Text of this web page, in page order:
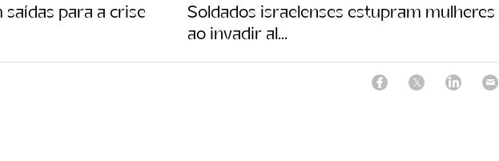
para a crise
Soldados israelenses estupram mulheres
ao invadir al...